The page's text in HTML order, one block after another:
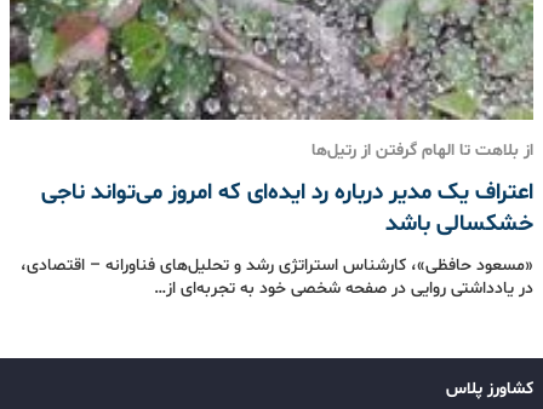
از بلاهت تا الهام گرفتن از رتیل‌ها
اعتراف یک مدیر درباره رد ایده‌ای که امروز می‌تواند ناجی
خشکسالی باشد
«مسعود حافظی»، کارشناس استراتژی رشد و تحلیل‌های فناورانه – اقتصادی،
در یادداشتی روایی در صفحه شخصی خود به تجربه‌ای از…
کشاورز پلاس